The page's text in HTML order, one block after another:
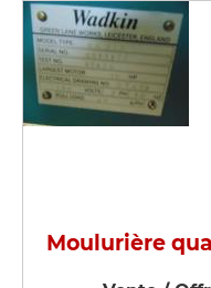
Moulurière